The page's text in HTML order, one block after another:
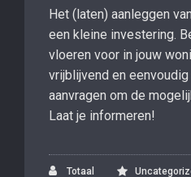
Het (laten) aanleggen
een kleine investering.
vloeren voor in jouw
vrijblijvend en
aanvragen om de
Laat je informeren!
Totaal